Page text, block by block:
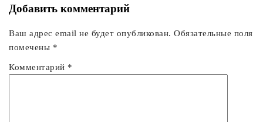
Добавить комментарий
Ваш адрес email не будет опубликован. Обязательные поля
помечены *
Комментарий *